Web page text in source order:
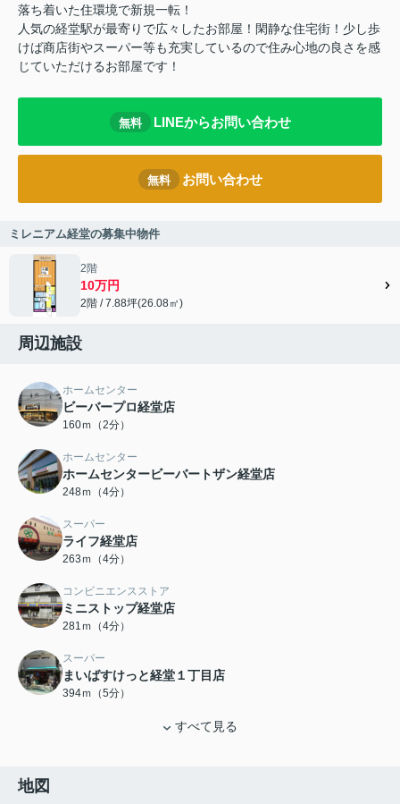
落ち着いた住環境で新規一転！
人気の経堂駅が最寄りで広々したお部屋！閑静な住宅街！少し歩
けば商店街やスーパー等も充実しているので住み心地の良さを感
じていただけるお部屋です！
無料 LINEからお問い合わせ
無料 お問い合わせ
ミレニアム経堂の募集中物件
2階
10万円
2階 / 7.88坪(26.08㎡)
周辺施設
ホームセンター
ビーバープロ経堂店
160ｍ（2分）
ホームセンター
ホームセンタービーバートザン経堂店
248ｍ（4分）
スーパー
ライフ経堂店
263ｍ（4分）
コンビニエンスストア
ミニストップ経堂店
281ｍ（4分）
スーパー
まいばすけっと経堂１丁目店
394ｍ（5分）
すべて見る
地図